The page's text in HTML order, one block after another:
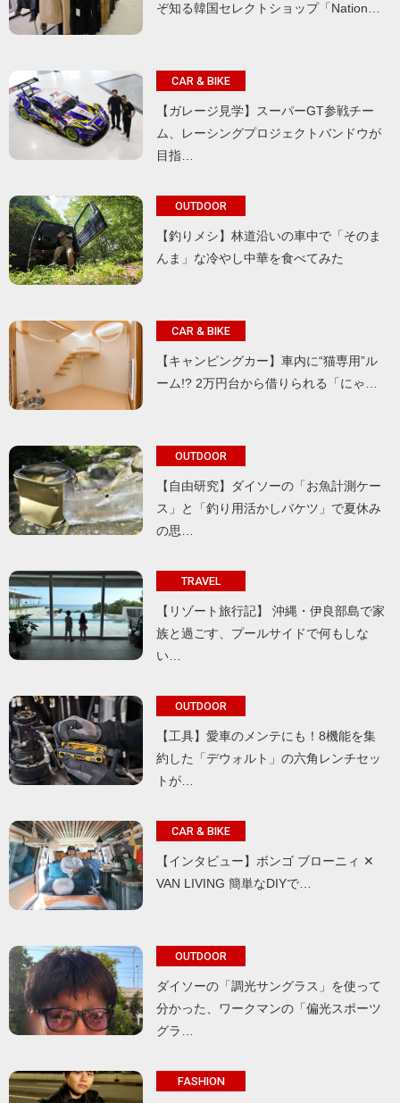
ぞ知る韓国セレクトショップ「Nation…
CAR & BIKE
【ガレージ見学】スーパーGT参戦チー
ム、レーシングプロジェクトバンドウが
目指…
OUTDOOR
【釣りメシ】林道沿いの車中で「そのま
んま」な冷やし中華を食べてみた
CAR & BIKE
【キャンピングカー】車内に“猫専用”ル
ーム!? 2万円台から借りられる「にゃ…
OUTDOOR
【自由研究】ダイソーの「お魚計測ケー
ス」と「釣り用活かしバケツ」で夏休み
の思…
TRAVEL
【リゾート旅行記】 沖縄・伊良部島で家
族と過ごす、プールサイドで何もしな
い…
OUTDOOR
【工具】愛車のメンテにも！8機能を集
約した「デウォルト」の六角レンチセッ
トが…
CAR & BIKE
【インタビュー】ボンゴ ブローニィ ✕
VAN LIVING 簡単なDIYで…
OUTDOOR
ダイソーの「調光サングラス」を使って
分かった、ワークマンの「偏光スポーツ
グラ…
FASHION